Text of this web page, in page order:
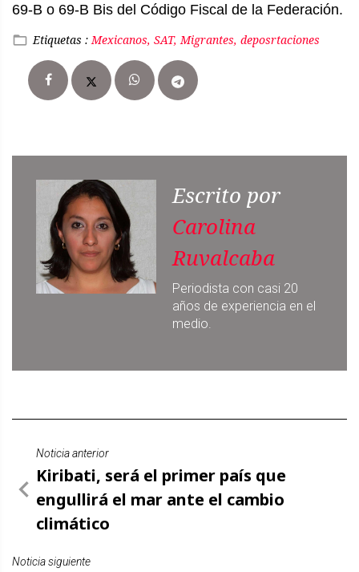
69-B o 69-B Bis del Código Fiscal de la Federación.
Etiquetas :Mexicanos, SAT, Migrantes, deposrtaciones
Escrito por
Carolina
Ruvalcaba
Periodista con casi 20
años de experiencia en el
medio.
Noticia anterior
Kiribati, será el primer país que
engullirá el mar ante el cambio
climático
Noticia siguiente